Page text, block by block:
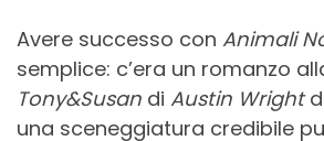
Avere successo con Animali
semplice: c’era un romanzo
Tony&Susan di Austin Wright
una sceneggiatura credibile